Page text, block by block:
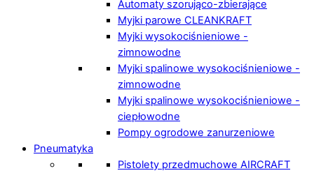
Automaty szorująco-zbierające
Myjki parowe CLEANKRAFT
Myjki wysokociśnieniowe -
zimnowodne
Myjki spalinowe wysokociśnieniowe -
zimnowodne
Myjki spalinowe wysokociśnieniowe -
ciepłowodne
Pompy ogrodowe zanurzeniowe
Pneumatyka
Pistolety przedmuchowe AIRCRAFT